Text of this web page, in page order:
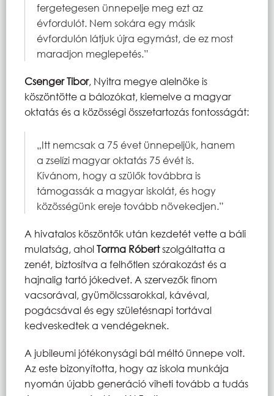
fergetegesen ünnepelje meg ezt az
évfordulót. Nem sokára egy másik
évfordulón látjuk újra egymást, de ez most
maradjon meglepetés.”
Csenger Tibor, Nyitra megye alelnöke is
köszöntötte a bálozókat, kiemelve a magyar
oktatás és a közösségi összetartozás fontosságát:
„Itt nemcsak a 75 évet ünnepeljük, hanem
a zselízi magyar oktatás 75 évét is.
Kívánom, hogy a szülők továbbra is
támogassák a magyar iskolát, és hogy
közösségünk ereje tovább növekedjen.”
A hivatalos köszöntők után kezdetét vette a báli
mulatság, aholTorma Róbertszolgáltatta a
zenét, biztosítva a felhőtlen szórakozást és a
hajnalig tartó jókedvet. A szervezők finom
vacsorával, gyümölcssarokkal, kávéval,
pogácsával és egy születésnapi tortával
kedveskedtek a vendégeknek.
A jubileumi jótékonysági bál méltó ünnepe volt.
Az este bizonyította, hogy az iskola munkája
nyomán újabb generáció viheti tovább a tudás